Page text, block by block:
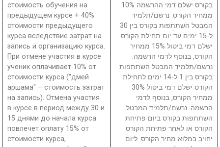
стоимость обучения на
предыдущем курсе + 40%
стоимости предыдущего
курса вследствие затрат на
запись и организацию курса.
При отмене участия в курсе
ученик оплачивает 10% от
стоимости курса ("дмей
аршама" – стоимость затрат
на запись). Отмена участия
в курсе в период между 30 и
15 днями до начала курса
повлечет оплату 15% от
стоимости курса,
בקורס ישלם דמי ההרשמה 10%
ממחיר הקורס. נרשם/תלמיד
המבטל השתתפות בקורס בין 30
ל-15 ימים עד יום תחילת הקורס
ישלם דמי ביטול 15% ממחיר
הקורס, בנוסף לדמי הרשמה.
נרשם/תלמיד המבטל השתתפות
בקורס בין 1 ל-14 ימים לתחילת
הקורס ישלם דמי ביטול 30%
ממחיר הקורס, בנוסף לדמי
הרשמה. נרשם/תלמיד המבטל
השתתפות בקורס ביום פתיחת
הקורס או לאחר פתיחת הקורס
יחויב במלוא מחיר הקורס. ליום